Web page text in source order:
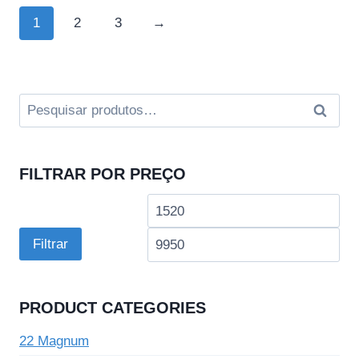
1 2 3 →
Pesquisar
por:
FILTRAR POR PREÇO
Preço
Filtrar
PRODUCT CATEGORIES
22 Magnum